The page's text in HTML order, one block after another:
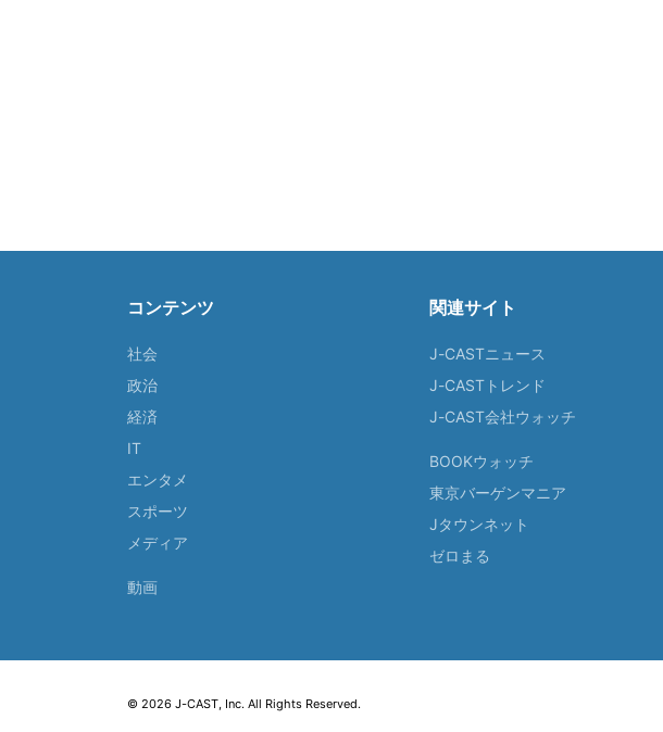
コンテンツ
社会
政治
経済
IT
エンタメ
スポーツ
メディア
動画
関連サイト
J-CASTニュース
J-CASTトレンド
J-CAST会社ウォッチ
BOOKウォッチ
東京バーゲンマニア
Jタウンネット
ゼロまる
© 2026 J-CAST, Inc. All Rights Reserved.